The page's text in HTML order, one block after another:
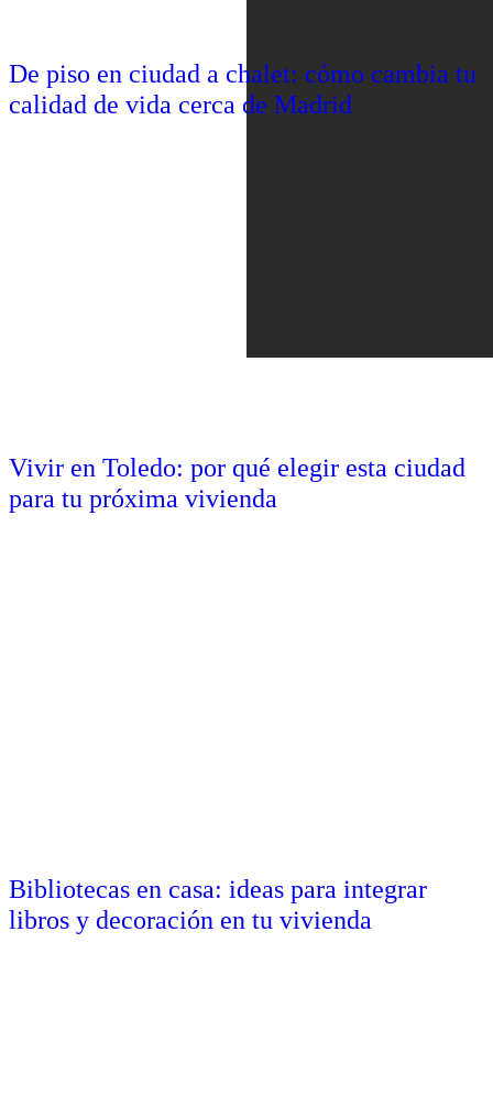
De piso en ciudad a chalet: cómo cambia tu
calidad de vida cerca de Madrid
Vivir en Toledo: por qué elegir esta ciudad
para tu próxima vivienda
Bibliotecas en casa: ideas para integrar
libros y decoración en tu vivienda